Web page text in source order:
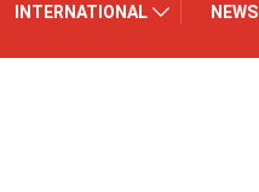
INTERNATIONAL NEWS